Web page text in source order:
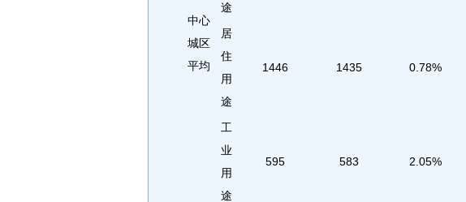
中心
城区
平均
途
居
住
用
途
1446 1435 0.78%
工
业
用
途
595 583 2.05%